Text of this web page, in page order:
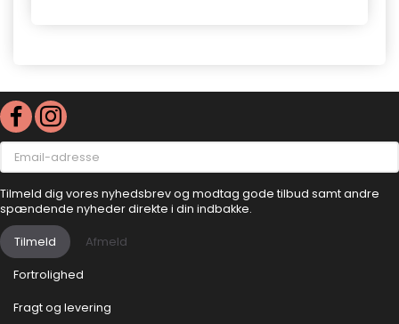
Email-
adresse
Tilmeld dig vores nyhedsbrev og modtag gode tilbud samt andre
spændende nyheder direkte i din indbakke.
Tilmeld Afmeld
Fortrolighed
Fragt og levering